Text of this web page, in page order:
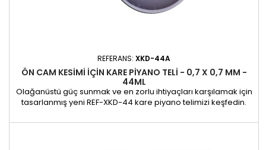
REFERANS: XKD-44A
ÖN CAM KESIMI IÇIN KARE PIYANO TELI - 0,7 X 0,7 MM -
44ML
Olağanüstü güç sunmak ve en zorlu ihtiyaçları karşılamak için
tasarlanmış yeni REF-XKD-44 kare piyano telimizi keşfedin.
kesimi için kullanılan bu halat, kaportacılar ve garajlar için